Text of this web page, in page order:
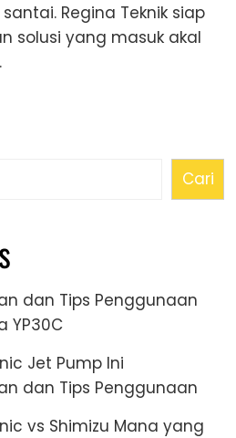
Regina Teknik siap
solusi yang masuk akal
Cari
dan Tips Penggunaan
YP30C
Jet Pump Ini
dan Tips Penggunaan
vs Shimizu Mana yang